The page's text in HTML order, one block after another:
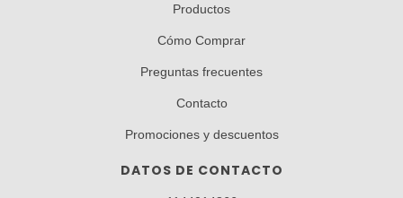
Productos
Cómo Comprar
Preguntas frecuentes
Contacto
Promociones y descuentos
DATOS DE CONTACTO